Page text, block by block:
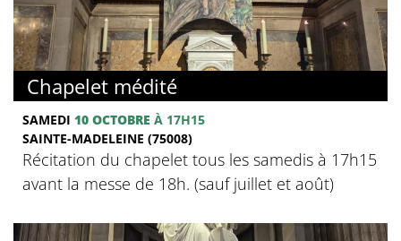
Chapelet médité
SAMEDI 10 OCTOBRE À 17H15
SAINTE-MADELEINE (75008)
Récitation du chapelet tous les samedis à 17h15
avant la messe de 18h. (sauf juillet et août)